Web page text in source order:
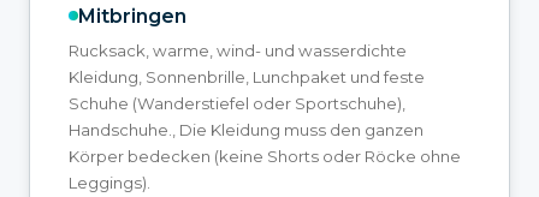
Mitbringen
Rucksack, warme, wind- und wasserdichte
Kleidung, Sonnenbrille, Lunchpaket und feste
Schuhe (Wanderstiefel oder Sportschuhe),
Handschuhe., Die Kleidung muss den ganzen
Körper bedecken (keine Shorts oder Röcke ohne
Leggings).